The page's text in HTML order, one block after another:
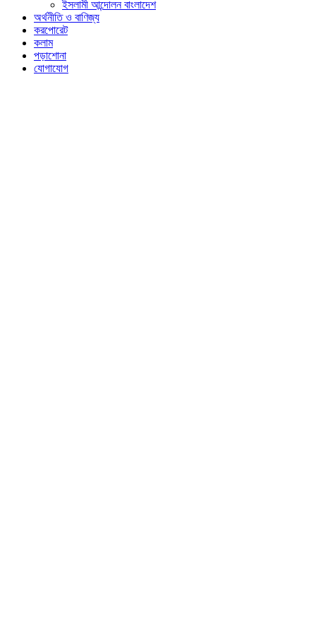
ইসলামী আন্দোলন বাংলাদেশ
অর্থনীতি ও বাণিজ্য
করপোরেট
কলাম
পড়াশোনা
যোগাযোগ